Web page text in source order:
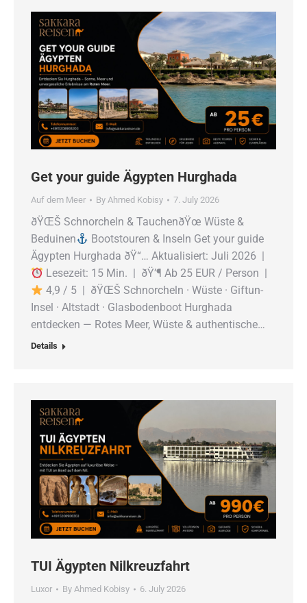
Get your guide Ägypten Hurghada
Auf dem Meer By Ahmed Kobisy 7. July 2026
ðŸŒŠ Schnorcheln & TauchenðŸœ Wüste &
Beduinen
Bootstouren & Inseln Get your guide
Ägypten Hurghada ðŸ“… Aktualisiert: Juli 2026 |
Lesezeit: 15 Min. | ðŸ’¶ Ab 25 EUR / Person |
4,9 / 5 | ðŸŒŠ Schnorcheln · Wüste · Giftun-
Insel · Altstadt · Glasbodenboot Hurghada
entdecken — Rotes Meer, Wüste & authentische…
Details
TUI Ägypten Nilkreuzfahrt
Luxor By Ahmed Kobisy 6. July 2026